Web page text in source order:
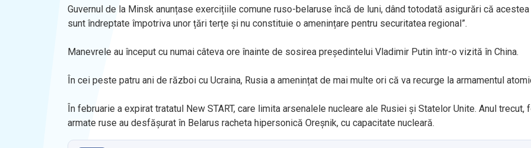
Guvernul de la Minsk anunțase exercițiile comune ruso-belaruse încă de luni, dând totodată asigurări că acestea
sunt îndreptate împotriva unor țări terțe și nu constituie o amenințare pentru securitatea regional”.
Manevrele au început cu numai câteva ore înainte de sosirea președintelui Vladimir Putin într-o vizită în China.
În cei peste patru ani de război cu Ucraina, Rusia a amenințat de mai multe ori că va recurge la armamentul
În februarie a expirat tratatul New START, care limita arsenalele nucleare ale Rusiei și Statelor Unite. Anul trecut,
armate ruse au desfășurat în Belarus racheta hipersonică Oreșnik, cu capacitate nucleară.